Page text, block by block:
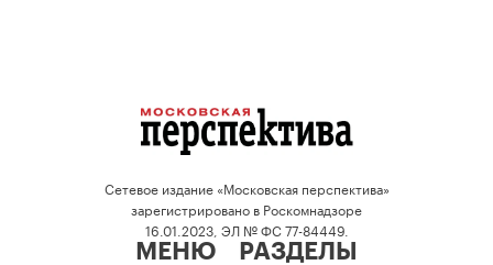
Сетевое издание «Московская перспектива»
зарегистрировано в Роскомнадзоре
16.01.2023, ЭЛ № ФС 77-84449.
МЕНЮ РАЗДЕЛЫ